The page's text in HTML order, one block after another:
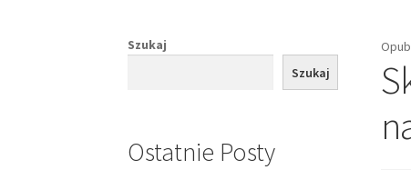
Szukaj
Szukaj
Ostatnie Posty